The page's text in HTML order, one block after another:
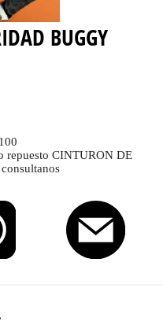
BUGGY
repuesto CINTURON DE